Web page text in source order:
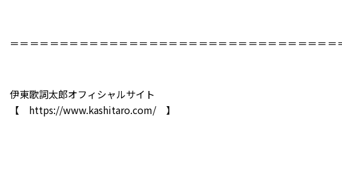
＝＝＝＝＝＝＝＝＝＝＝＝＝＝＝＝＝＝＝＝＝＝＝＝＝＝＝＝＝＝＝＝＝
伊東歌詞太郎オフィシャルサイト
【 https://www.kashitaro.com/ 】